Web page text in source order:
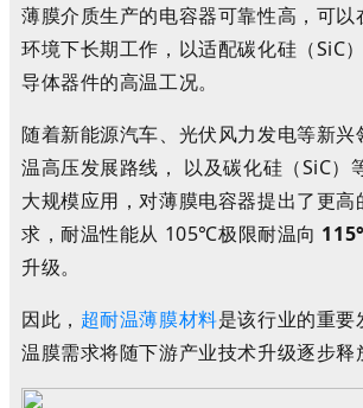
薄膜介质生产的电容器可靠性高，可以
环境下长期工作，以适配碳化硅（SiC
导体器件的高温工况。
随着新能源汽车、光伏风力发电等新兴
温高压发展路线， 以及碳化硅（SiC）
大规模应用，对薄膜电容器提出了更高
求，耐温性能从 105℃极限耐温向
升级。
因此， 超耐温薄膜材料是该行业的重
温膜需求将随下游产业技术升级逐步释